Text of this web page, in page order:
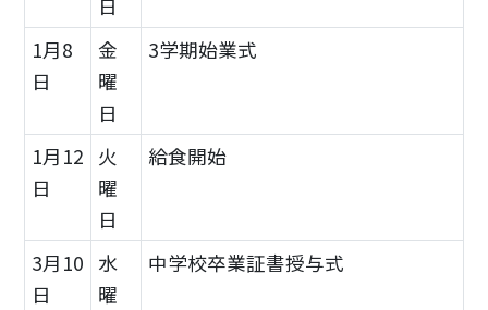
日
1月8
日
金
曜
日
3学期始業式
1月12
日
火
曜
日
給食開始
3月10
日
水
曜
中学校卒業証書授与式